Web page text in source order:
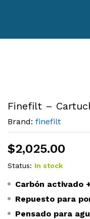
Finefilt –
Brand: finefilt
$2,025.00
Status: In stock
Carbón activado
Repuesto para
Pensado para